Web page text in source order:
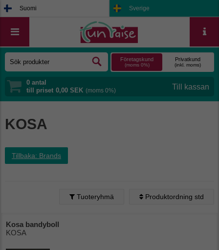
Suomi Sverige
Företagskund
(moms 0%)
Privatkund
(inkl. moms)
0 antal
till priset 0,00 SEK (moms 0%)
KOSA
Tillbaka: Brands
Tuoteryhmä Produktordning std
Kosa bandyboll
KOSA